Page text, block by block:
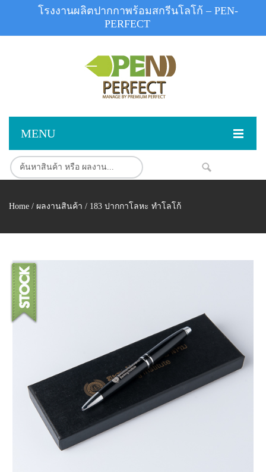
MENU
หน้าแรก
ปากกาโลหะ
ปากกาเน้นข้อความ
ปากกาตั้งโต๊ะ
ปากกา USB
NEW
ปากกาลบได้
ปากกาเคมี
ปากกา Quantum NEW
ดินสอไม้
สินค้าสต็อก
ผลงานสินค้า
ผลงานโรงงานปากกา
ติดต่อเรา
บทความ
เกี่ยวกับเรา
Home / ผลงานสินค้า / 183 ปากกาโลหะ ทำโลโก้
โรงงานผลิตปากกาพร้อมสกรีนโลโก้ – PEN-
PERFECT